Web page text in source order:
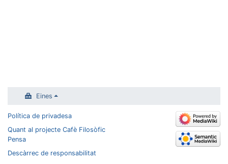
Eines
Política de privadesa
Quant al projecte Cafè Filosòfic
Pensa
Descàrrec de responsabilitat